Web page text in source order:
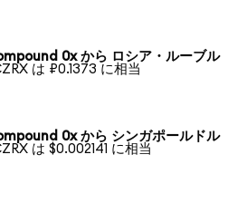
0x から ロシア・ルーブル
は ₽0.1373 に相当
0x から シンガポールドル
は $0.002141 に相当